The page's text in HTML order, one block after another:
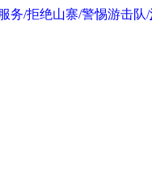
务/拒绝山寨/警惕游击队/